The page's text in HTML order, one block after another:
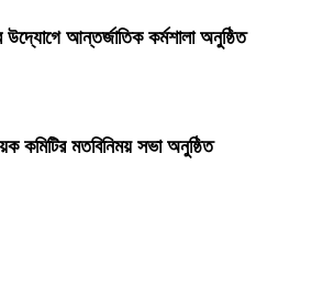
আন্তর্জাতিক কর্মশালা অনুষ্ঠিত
কমিটির মতবিনিময় সভা অনুষ্ঠিত